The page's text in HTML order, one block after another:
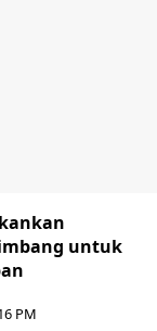
untuk
PM